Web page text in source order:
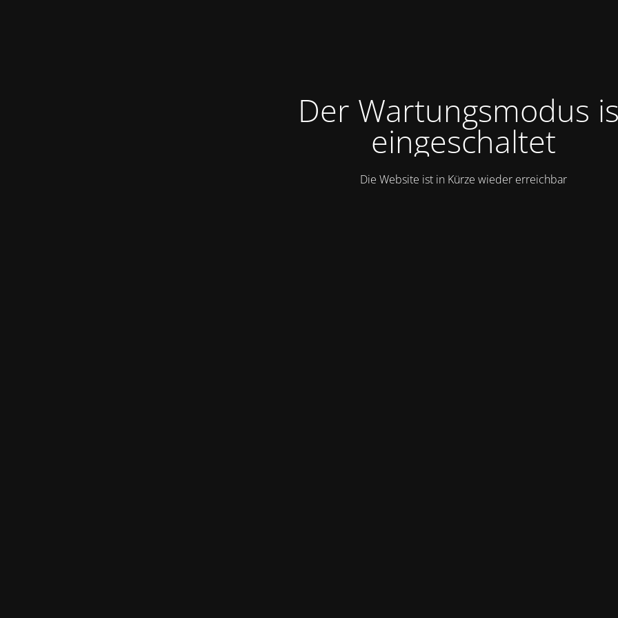
Der Wartungsmodus
eingeschaltet
Die Website ist in Kürze wieder erreichbar